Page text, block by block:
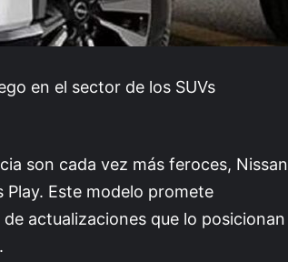
en el sector de los SUVs
son cada vez más feroces, Nissan
Este modelo promete
actualizaciones que lo posicionan